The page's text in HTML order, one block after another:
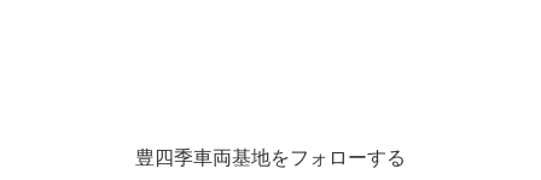
豊四季車両基地をフォローする